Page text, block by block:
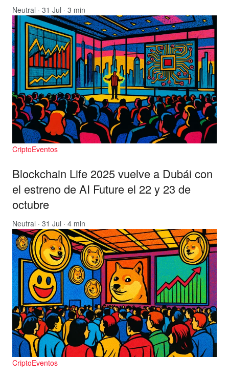
Neutral · 31 Jul · 3 min
CriptoEventos
Blockchain Life 2025 vuelve a Dubái con
el estreno de AI Future el 22 y 23 de
octubre
Neutral · 31 Jul · 4 min
CriptoEventos